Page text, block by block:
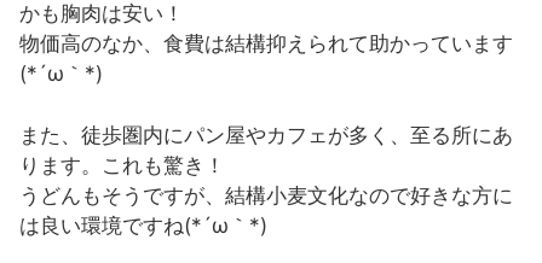
かも胸肉は安い！
物価高のなか、食費は結構抑えられて助かっています
(*´ω｀*)
また、徒歩圏内にパン屋やカフェが多く、至る所にあ
ります。これも驚き！
うどんもそうですが、結構小麦文化なので好きな方に
は良い環境ですね(*´ω｀*)